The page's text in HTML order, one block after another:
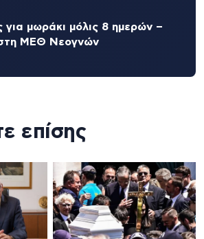
μωράκι μόλις 8 ημερών –
ΜΕΘ Νεογνών
επίσης